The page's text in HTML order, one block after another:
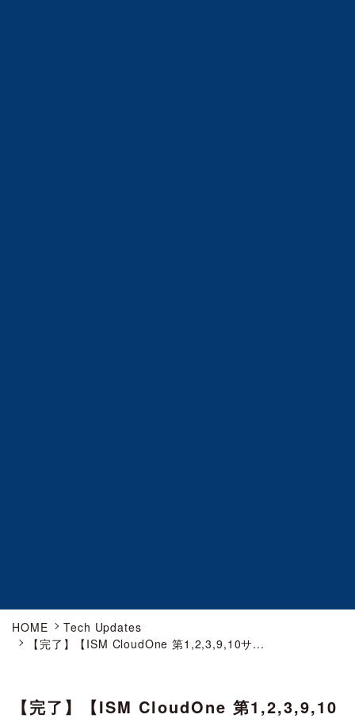
HOME
Tech Updates
【完了】【ISM CloudOne 第1,2,3,9,10サ...
【完了】【ISM CloudOne 第1,2,3,9,10